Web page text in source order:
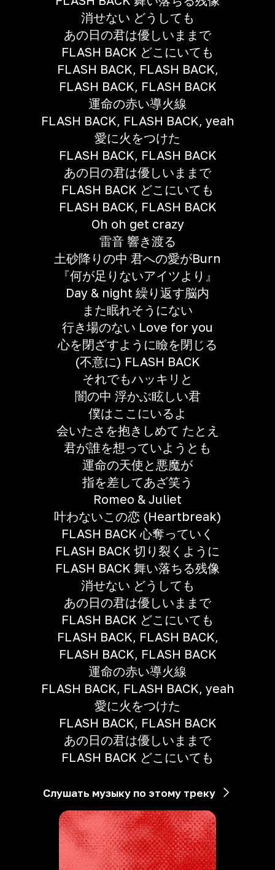
消せない どうしても
あの日の君は優しいままで
FLASH BACK どこにいても
FLASH BACK, FLASH BACK,
FLASH BACK, FLASH BACK
運命の赤い導火線
FLASH BACK, FLASH BACK, yeah
愛に火をつけた
FLASH BACK, FLASH BACK
あの日の君は優しいままで
FLASH BACK どこにいても
FLASH BACK, FLASH BACK
Oh oh get crazy
雷音 響き渡る
土砂降りの中 君への愛がBurn
『何が足りないアイツより』
Day & night 繰り返す脳内
また眠れそうにない
行き場のない Love for you
心を閉ざすように瞼を閉じる
(不意に) FLASH BACK
それでもハッキリと
闇の中 浮かぶ眩しい君
僕はここにいるよ
会いたさを抱きしめて たとえ
君が誰を想っていようとも
運命の天使と悪魔が
指を差してあざ笑う
Romeo & Juliet
叶わないこの恋 (Heartbreak)
FLASH BACK 心奪っていく
FLASH BACK 切り裂くように
FLASH BACK 舞い落ちる残像
消せない どうしても
あの日の君は優しいままで
FLASH BACK どこにいても
FLASH BACK, FLASH BACK,
FLASH BACK, FLASH BACK
運命の赤い導火線
FLASH BACK, FLASH BACK, yeah
愛に火をつけた
FLASH BACK, FLASH BACK
あの日の君は優しいままで
FLASH BACK どこにいても
Слушать музыку по этому треку